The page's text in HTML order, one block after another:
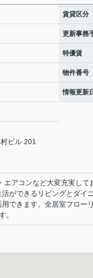
賃貸区分
更新事務
特優賃
物件番号
情報更新
ビル 201
エアコンなど大変充実し
ができるリビングとダイ
できます。全居室フロー
。